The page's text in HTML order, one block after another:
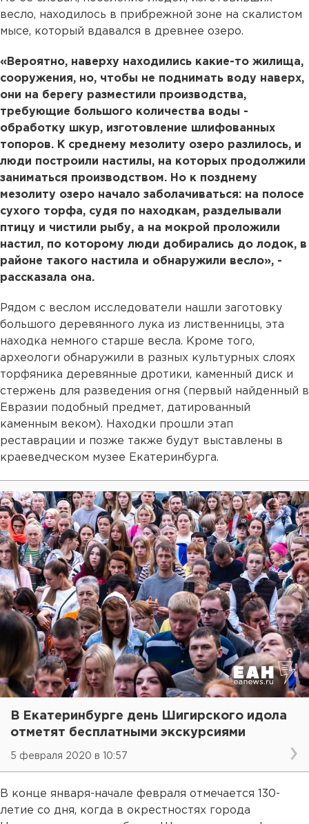
весло, находилось в прибрежной зоне на скалистом
мысе, который вдавался в древнее озеро.
«Вероятно, наверху находились какие-то жилища,
сооружения, но, чтобы не поднимать воду наверх,
они на берегу разместили производства,
требующие большого количества воды -
обработку шкур, изготовление шлифованных
топоров. К среднему мезолиту озеро разлилось, и
люди построили настилы, на которых продолжили
заниматься производством. Но к позднему
мезолиту озеро начало заболачиваться: на полосе
сухого торфа, судя по находкам, разделывали
птицу и чистили рыбу, а на мокрой проложили
настил, по которому люди добирались до лодок, в
районе такого настила и обнаружили весло», -
рассказала она.
Рядом с веслом исследователи нашли заготовку
большого деревянного лука из лиственницы, эта
находка немного старше весла. Кроме того,
археологи обнаружили в разных культурных слоях
торфяника деревянные дротики, каменный диск и
стержень для разведения огня (первый найденный в
Евразии подобный предмет, датированный
каменным веком). Находки прошли этап
реставрации и позже также будут выставлены в
краеведческом музее Екатеринбурга.
В Екатеринбурге день Шигирского идола
отметят бесплатными экскурсиями
5 февраля 2020 в 10:57
В конце января-начале февраля отмечается 130-
летие со дня, когда в окрестностях города